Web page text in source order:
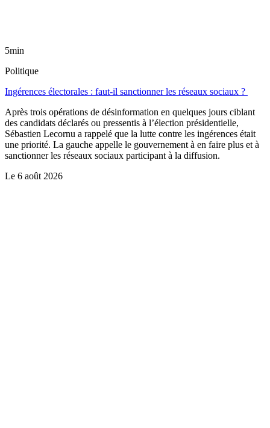
5min
Politique
Ingérences électorales : faut-il sanctionner les réseaux sociaux ?
Après trois opérations de désinformation en quelques jours ciblant
des candidats déclarés ou pressentis à l’élection présidentielle,
Sébastien Lecornu a rappelé que la lutte contre les ingérences était
une priorité. La gauche appelle le gouvernement à en faire plus et à
sanctionner les réseaux sociaux participant à la diffusion.
Le 6 août 2026